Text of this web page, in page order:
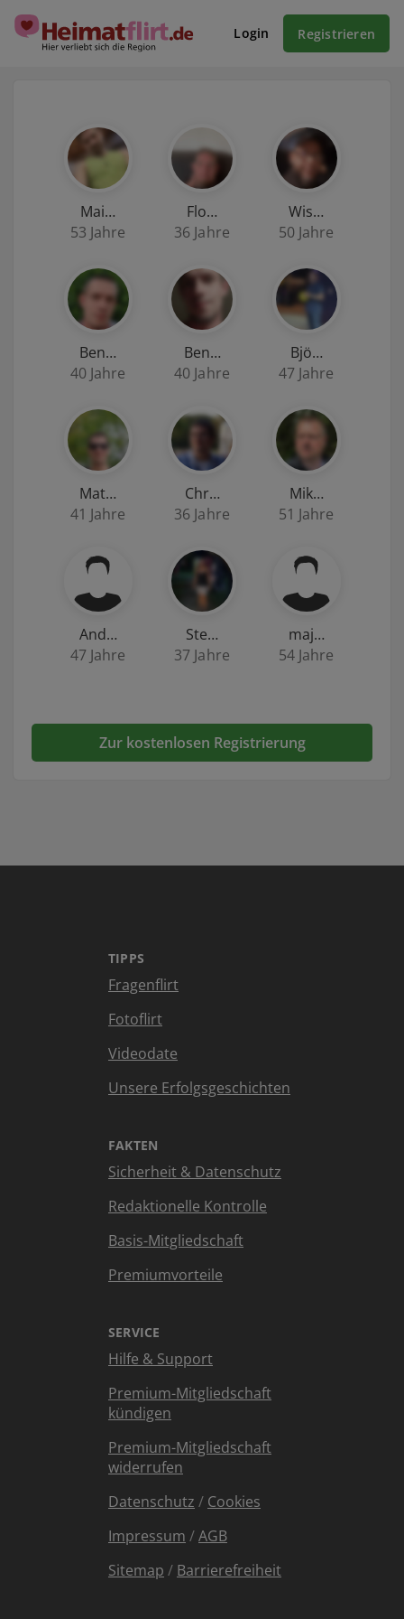
Login Registrieren
Mai…
53 Jahre
Flo…
36 Jahre
Wis…
50 Jahre
Ben…
40 Jahre
Ben…
40 Jahre
Bjö…
47 Jahre
Mat…
41 Jahre
Chr…
36 Jahre
Mik…
51 Jahre
And…
47 Jahre
Ste…
37 Jahre
maj…
54 Jahre
Zur kostenlosen Registrierung
TIPPS
Fragenflirt
Fotoflirt
Videodate
Unsere Erfolgsgeschichten
FAKTEN
Sicherheit & Datenschutz
Redaktionelle Kontrolle
Basis-Mitgliedschaft
Premiumvorteile
SERVICE
Hilfe & Support
Premium-Mitgliedschaft
kündigen
Premium-Mitgliedschaft
widerrufen
Datenschutz / Cookies
Impressum /AGB
Sitemap / Barrierefreiheit